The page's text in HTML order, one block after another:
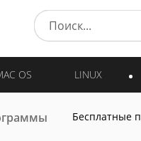
OS LINUX
Бесплатные